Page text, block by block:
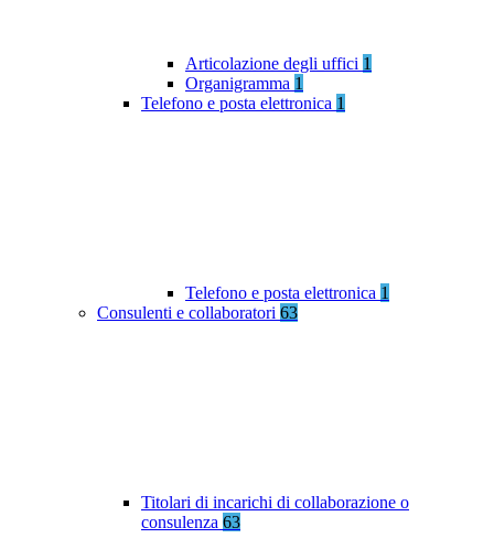
Articolazione degli uffici 1
Organigramma 1
Telefono e posta elettronica 1
Telefono e posta elettronica 1
Consulenti e collaboratori 63
Titolari di incarichi di collaborazione o
consulenza 63